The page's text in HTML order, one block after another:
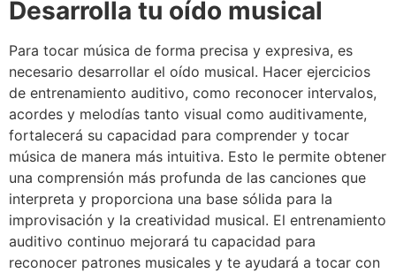
Desarrolla tu oído musical
Para tocar música de forma precisa y expresiva, es
necesario desarrollar el oído musical. Hacer ejercicios
de entrenamiento auditivo, como reconocer intervalos,
acordes y melodías tanto visual como auditivamente,
fortalecerá su capacidad para comprender y tocar
música de manera más intuitiva. Esto le permite obtener
una comprensión más profunda de las canciones que
interpreta y proporciona una base sólida para la
improvisación y la creatividad musical. El entrenamiento
auditivo continuo mejorará tu capacidad para
reconocer patrones musicales y te ayudará a tocar con